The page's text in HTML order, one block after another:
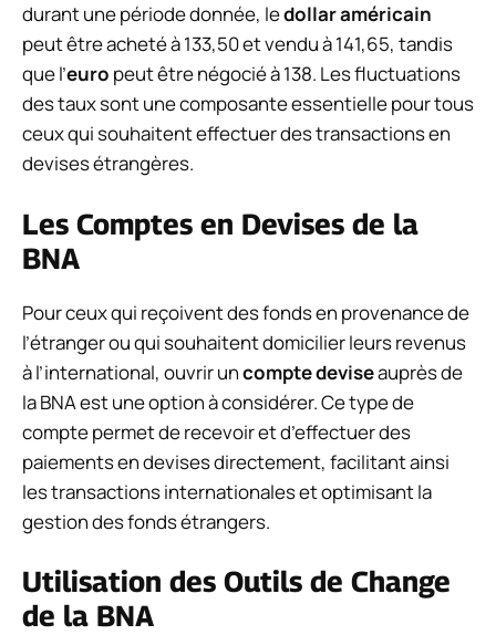
durant une période donnée, ledollar américain
peut être acheté à 133,50 et vendu à 141,65, tandis
que l’euro peut être négocié à 138. Les fluctuations
des taux sont une composante essentielle pour tous
ceux qui souhaitent effectuer des transactions en
devises étrangères.
Les Comptes en Devises de la
BNA
Pour ceux qui reçoivent des fonds en provenance de
l’étranger ou qui souhaitent domicilier leurs revenus
à l’international, ouvrir uncompte deviseauprès de
la BNA est une option à considérer. Ce type de
compte permet de recevoir et d’effectuer des
paiements en devises directement, facilitant ainsi
les transactions internationales et optimisant la
gestion des fonds étrangers.
Utilisation des Outils de Change
de la BNA